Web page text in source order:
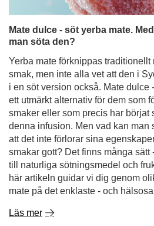
Mate dulce - söt yerba mate.
man söta den?
Yerba mate förknippas traditionellt
smak, men inte alla vet att den i
i en söt version också. Mate dulce
ett utmärkt alternativ för dem som
smaker eller som precis har börjat
denna infusion. Men vad kan man
att det inte förlorar sina
smakar gott? Det finns många sätt
till naturliga sötningsmedel och
här artikeln guidar vi dig genom
mate på det enklaste - och
Läs mer